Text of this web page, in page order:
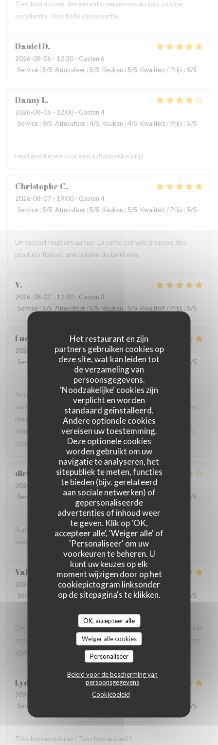
Het restaurant en zijn
partners gebruiken cookies op
deze site, wat kan leiden tot
de verzameling van
persoonsgegevens.
'Noodzakelijke' cookies zijn
verplicht en worden
standaard geïnstalleerd.
Andere optionele cookies
vereisen uw toestemming.
Deze optionele cookies
worden gebruikt om uw
navigatie te analyseren, het
sitepubliek te meten, functies
te bieden (bijv. gerelateerd
aan sociale netwerken) of
gepersonaliseerde
advertenties of inhoud weer
te geven. Klik op 'OK,
accepteer alle', 'Weiger alle' of
'Personaliseer' om uw
voorkeuren te beheren. U
kunt uw keuzes op elk
moment wijzigen door op het
cookiepictogram linksonder
op de sitepagina's te klikken.
OK, accepteer alle
Weiger alle cookies
Personaliseer
Beleid voor de bescherming van
persoonsgegevens
Cookiebeleid
Très bon accueil des gérants, serveuses au top, cuisine
excellente. Très belle découverte.
DanielD
2026-08-06 - 12:30 - Gasten 6
Service : 5/5 Atmosfeer : 5/5 Keuken : 5/5 Kwaliteit / Prijs : 5/5
DannyL
2026-08-06 - 12:00 - Gasten 4
Service : 4/5 Atmosfeer : 4/5 Keuken : 4/5 Kwaliteit / Prijs : 5/5
Heel goed eten voor een schappelijke prijs.
Christophe C
2026-08-07 - 19:00 - Gasten 4
Service : 5/5 Atmosfeer : 5/5 Keuken : 5/5 Kwaliteit / Prijs : 5/5
Un accueil toujours au top. La carte estivale propose des
produits frais et une cuisine du territoire.
V
2026-08-07 - 12:30 - Gasten 3
Service : 5/5 Atmosfeer : 5/5 Keuken : 5/5 Kwaliteit / Prijs : 5/5
Luc
2026-08-06
- 18:45 - Gasten 2
Service
Atmosfeer:5 /5 Keuken :5/5 Kwaliteit / Prijs /5
Accueil chaleureux et professionnel, table agréable, carte
variée avec un bon choix de plats. Les produits sont frais, les
portions généreuses et le service est particulièrement
aimable. Une excellente adresse que je recommande à tous
ceux qui sont de passage dans la région.
dirk
2026-08-06
- 19:00 - Gasten 2
Service
Atmosfeer:5/5 Keuken:4/5 Kwaliteit / Prijs /5
Super vriendelijke ontvagst, zeer goede prijs kwaliteit,
aangenaam kader, een aanradee
Valerie
2026-08-06
- 12:45 - Gasten 4
Service
Atmosfeer:5/5 Keuken : 5/5 Kwaliteit / Prijs /5
On recommande vivement, carte avec du choix ,service rapide
et personnels très agréable, prix raisonnables..merci pour cet
agréable moment en terrasse.
Lydia
2026-08-06
- 12:15 - Gasten 3
Service
/5
Très bonne cuisine ! Très bon accueil !